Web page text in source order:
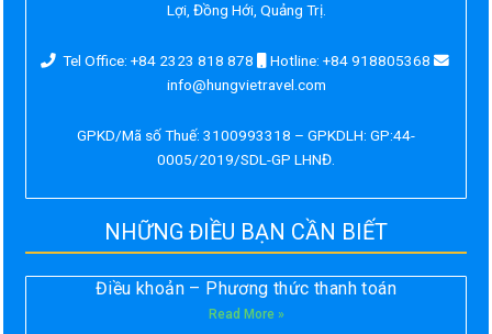
Lợi, Đồng Hới, Quảng Trị.
Tel Office: +84 2323 818 878
Hotline: +84 918805368
info@hungvietravel.com
GPKD/Mã số Thuế: 3100993318 – GPKDLH: GP:44-
0005/2019/SDL-GP LHNĐ.
NHỮNG ĐIỀU BẠN CẦN BIẾT
Điều khoản – Phương thức thanh toán
Read More »